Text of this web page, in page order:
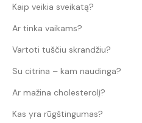
Kaip veikia sveikatą?
Ar tinka vaikams?
Vartoti tuščiu skrandžiu?
Su citrina – kam naudinga?
Ar mažina cholesterolį?
Kas yra rūgštingumas?